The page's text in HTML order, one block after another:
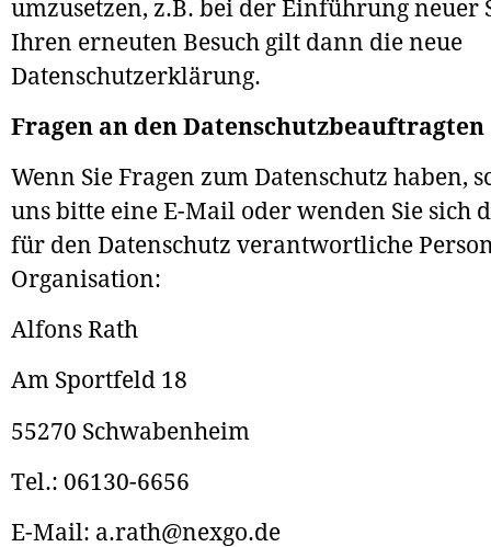
umzusetzen, z.B. bei der Einführung neuer
Ihren erneuten Besuch gilt dann die neue
Datenschutzerklärung.
Fragen an den Datenschutzbeauftragten
Wenn Sie Fragen zum Datenschutz haben,
uns bitte eine E-Mail oder wenden Sie sich
für den Datenschutz verantwortliche
Organisation:
Alfons Rath
Am Sportfeld 18
55270 Schwabenheim
Tel.: 06130-6656
E-Mail: a.rath@nexgo.de